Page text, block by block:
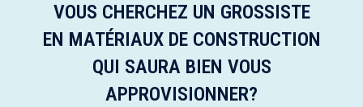
VOUS CHERCHEZ UN GROSSISTE
EN MATÉRIAUX DE CONSTRUCTION
QUI SAURA BIEN VOUS
APPROVISIONNER?